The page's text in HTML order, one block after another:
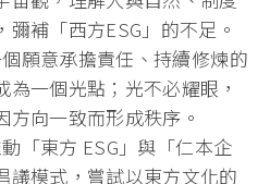
補「西方ESG」的不足。
個願意承擔責任、持續修煉的
一個光點；光不必耀眼，
向一致而形成秩序。
「東方 ESG」與「仁本企
議模式，嘗試以東方文化的